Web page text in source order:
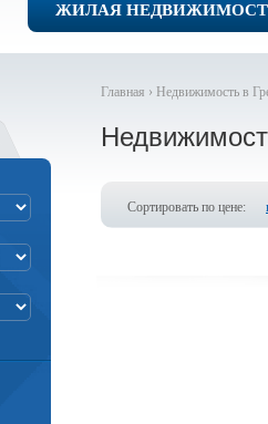
ЖИЛАЯ
Главная › Недвижимость в
Сортировать по цене: